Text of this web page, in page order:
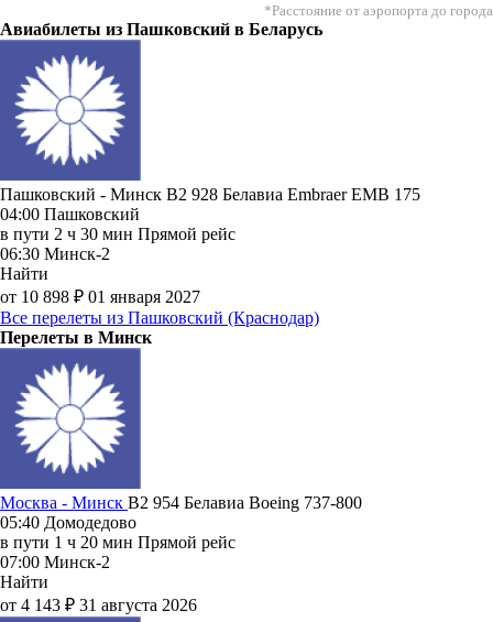
*Расстояние от аэропорта до города
Авиабилеты из Пашковский в Беларусь
Пашковский - Минск B2 928 Белавиа Embraer EMB 175
04:00 Пашковский
в пути 2 ч 30 мин Прямой рейс
06:30 Минск-2
Найти
от 10 898 ₽ 01 января 2027
Все перелеты из Пашковский (Краснодар)
Перелеты в Минск
Москва - Минск B2 954 Белавиа Boeing 737-800
05:40 Домодедово
в пути 1 ч 20 мин Прямой рейс
07:00 Минск-2
Найти
от 4 143 ₽ 31 августа 2026